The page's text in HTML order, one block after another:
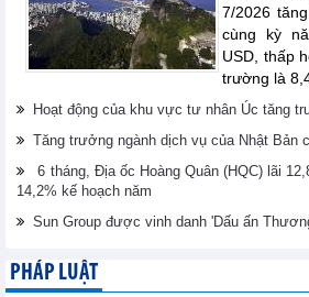
7/2026
cùng kỳ
USD, thấp
trường là
Hoạt động của khu vực tư nhân Úc tăng
Tăng trưởng ngành dịch vụ của Nhật Bản
6 tháng, Địa ốc Hoàng Quân (HQC) lãi
14,2% kế hoạch năm
Sun Group được vinh danh 'Dấu ấn
PHÁP LUẬT